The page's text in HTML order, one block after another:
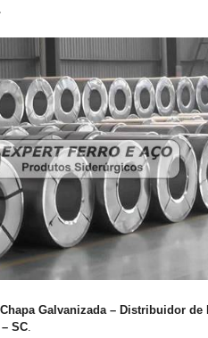
Galvanizada – Distribuidor de
SC.